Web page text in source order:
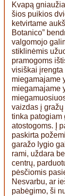
Kvapą
šios puikios
ketvirtame
Botanico”
valgomojo
stiklinėmis
pramogoms
visiškai
miegamajame
miegamajame
vaizdas į
tinka patogiam
atostogoms. Į
paskirta
garažo lygio
rami, uždara
centrų,
pėsčiomis
Nesvarbu, ar
pabėgimo, ši